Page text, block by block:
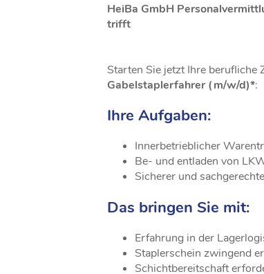
HeiBa GmbH
trifft
Starten Sie jetzt Ihre berufliche
Gabelstaplerfahrer (m/w/d)*:
Ihre Aufgaben:
Innerbetrieblicher
Be- und entladen von
Sicherer und
Das bringen Sie mit:
Erfahrung in der
Staplerschein zwingend
Schichtbereitschaft